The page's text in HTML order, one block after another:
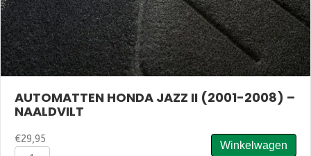
AUTOMATTEN HONDA JAZZ II (2001-2008) –
NAALDVILT
€29,95
Automatten
Winkelwagen